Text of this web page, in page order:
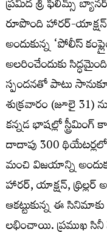
ప్రమిద శ్రీ ఫిలిమ్స్
రూపొంది హారర్-యాక్షన్
అందుకున్న ‘పోలీస్
అలరించేందుకు
స్పందనతో పాటు
శుక్ర‌వారం (జూలై
కన్నడ భాషల్లో
దాదాపు 300
మంచి విజయాన్ని
హారర్, యాక్షన్, థ్రిల్లర్
ఆకట్టుకున్న ఈ